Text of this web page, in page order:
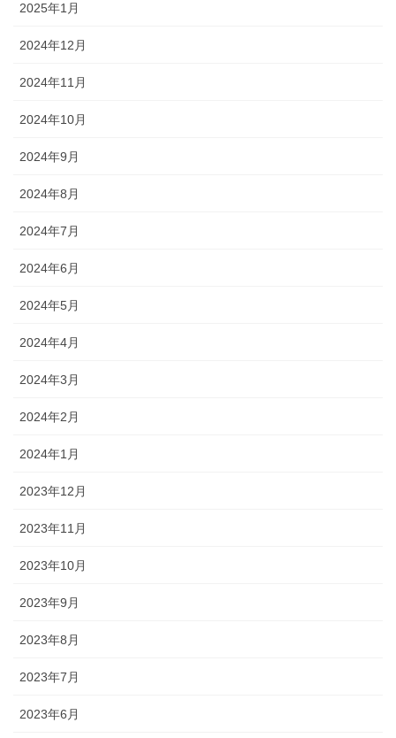
2025年1月
2024年12月
2024年11月
2024年10月
2024年9月
2024年8月
2024年7月
2024年6月
2024年5月
2024年4月
2024年3月
2024年2月
2024年1月
2023年12月
2023年11月
2023年10月
2023年9月
2023年8月
2023年7月
2023年6月